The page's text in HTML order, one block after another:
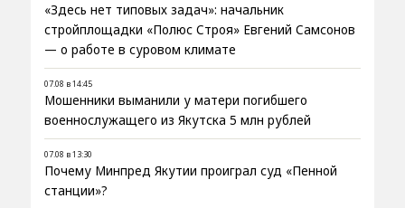
«Здесь нет типовых задач»: начальник
стройплощадки «Полюс Строя» Евгений Самсонов
— о работе в суровом климате
07.08 в 14:45
Мошенники выманили у матери погибшего
военнослужащего из Якутска 5 млн рублей
07.08 в 13:30
Почему Минпред Якутии проиграл суд «Пенной
станции»?